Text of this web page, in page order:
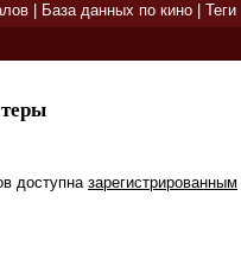
База данных по кино
Теги
доступна зарегистрированным